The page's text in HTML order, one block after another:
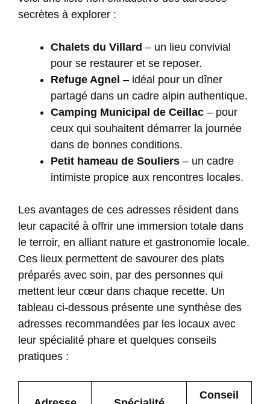
secrètes à explorer :
Chalets du Villard – un lieu convivial
pour se restaurer et se reposer.
Refuge Agnel – idéal pour un dîner
partagé dans un cadre alpin authentique.
Camping Municipal de Ceillac – pour
ceux qui souhaitent démarrer la journée
dans de bonnes conditions.
Petit hameau de Souliers – un cadre
intimiste propice aux rencontres locales.
Les avantages de ces adresses résident dans
leur capacité à offrir une immersion totale dans
le terroir, en alliant nature et gastronomie locale.
Ces lieux permettent de savourer des plats
préparés avec soin, par des personnes qui
mettent leur cœur dans chaque recette. Un
tableau ci-dessous présente une synthèse des
adresses recommandées par les locaux avec
leur spécialité phare et quelques conseils
pratiques :
Conseil